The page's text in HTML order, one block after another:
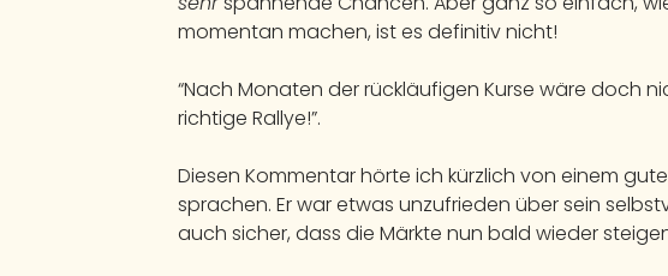
momentan machen, ist es definitiv nicht!
“Nach Monaten der rückläufigen Kurse wäre doch
richtige Rallye!”.
Diesen Kommentar hörte ich kürzlich von einem
sprachen. Er war etwas unzufrieden über sein
auch sicher, dass die Märkte nun bald wieder